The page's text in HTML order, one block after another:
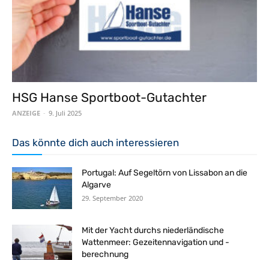
HSG Hanse Sportboot-Gutachter
ANZEIGE - 9. Juli 2025
Das könnte dich auch interessieren
Portugal: Auf Segeltörn von Lissabon an die
Algarve
29. September 2020
Mit der Yacht durchs niederländische
Wattenmeer: Gezeitennavigation und -
berechnung